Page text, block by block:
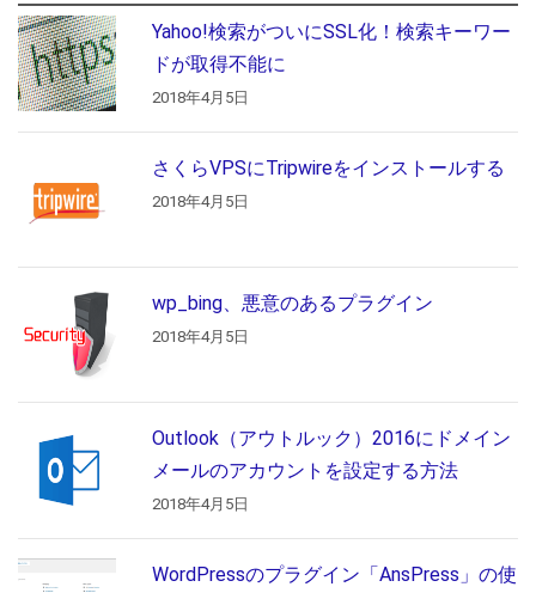
Yahoo!検索がついにSSL化！検索キーワー
ドが取得不能に
2018年4月5日
さくらVPSにTripwireをインストールする
2018年4月5日
wp_bing、悪意のあるプラグイン
2018年4月5日
Outlook（アウトルック）2016にドメイン
メールのアカウントを設定する方法
2018年4月5日
WordPressのプラグイン「AnsPress」の使